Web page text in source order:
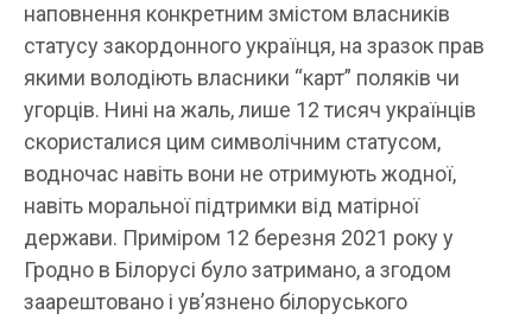
наповнення конкретним змістом власників
статусу закордонного українця, на зразок прав
якими володіють власники “карт” поляків чи
угорців. Нині на жаль, лише 12 тисяч українців
скористалися цим символічним статусом,
водночас навіть вони не отримують жодної,
навіть моральної підтримки від матірної
держави. Приміром 12 березня 2021 року у
Гродно в Білорусі було затримано, а згодом
заарештовано і ув’язнено білоруського